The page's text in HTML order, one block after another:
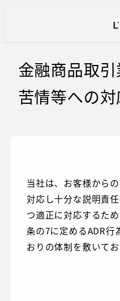
金融商品取
苦情等への
当社は、お客様から
対応し十分な説明責
つ適正に対応するた
条の7に定めるADR行
おりの体制を敷いてお